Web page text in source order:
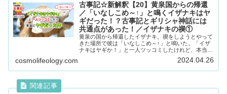
古事記☆新解釈【20】黄泉国からの帰還
／「いなしこめ～↑」と鳴くイザナキはヤ
ギだった！？古事記とギリシャ神話には
共通点があった！／イザナキの禊①
黄泉の国から帰還したイザナキ。禊をしようとやって
きた場所で彼は「いなしこめ～↑」と鳴いた。「イザ
ナキはヤギか！」と一人ツッコミしたけれど、本当に
彼はヤギだった！？ここから古事記とギリシャ神話と
cosmolifeology.com 2024.04.26